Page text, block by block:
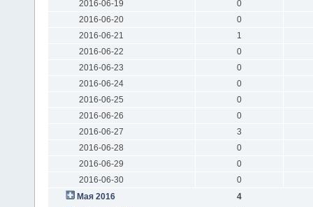
2016-06-19
0
2016-06-20
0
2016-06-21
1
2016-06-22
0
2016-06-23
0
2016-06-24
0
2016-06-25
0
2016-06-26
0
2016-06-27
3
2016-06-28
0
2016-06-29
0
2016-06-30
0
Мая 2016
4